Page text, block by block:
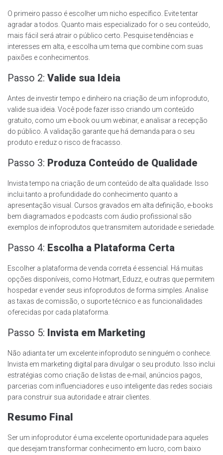
O primeiro passo é escolher um nicho específico. Evite tentar
agradar a todos. Quanto mais especializado for o seu conteúdo,
mais fácil será atrair o público certo. Pesquise tendências e
interesses em alta, e escolha um tema que combine com suas
paixões e conhecimentos.
Passo 2: Valide sua Ideia
Antes de investir tempo e dinheiro na criação de um infoproduto,
valide sua ideia. Você pode fazer isso criando um conteúdo
gratuito, como um e-book ou um webinar, e analisar a recepção
do público. A validação garante que há demanda para o seu
produto e reduz o risco de fracasso.
Passo 3: Produza Conteúdo de Qualidade
Invista tempo na criação de um conteúdo de alta qualidade. Isso
inclui tanto a profundidade do conhecimento quanto a
apresentação visual. Cursos gravados em alta definição, e-books
bem diagramados e podcasts com áudio profissional são
exemplos de infoprodutos que transmitem autoridade e seriedade.
Passo 4: Escolha a Plataforma Certa
Escolher a plataforma de venda correta é essencial. Há muitas
opções disponíveis, como Hotmart, Eduzz, e outras que permitem
hospedar e vender seus infoprodutos de forma simples. Analise
as taxas de comissão, o suporte técnico e as funcionalidades
oferecidas por cada plataforma.
Passo 5: Invista em Marketing
Não adianta ter um excelente infoproduto se ninguém o conhece.
Invista em marketing digital para divulgar o seu produto. Isso inclui
estratégias como criação de listas de e-mail, anúncios pagos,
parcerias com influenciadores e uso inteligente das redes sociais
para construir sua autoridade e atrair clientes.
Resumo Final
Ser um infoprodutor é uma excelente oportunidade para aqueles
que desejam transformar conhecimento em lucro, com baixo